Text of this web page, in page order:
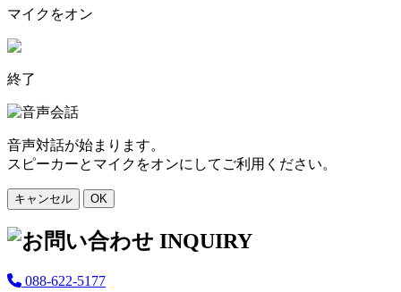
マイクをオン
終了
音声対話が始まります。
スピーカーとマイクをオンにしてご利用ください。
キャンセル OK
088-622-5177